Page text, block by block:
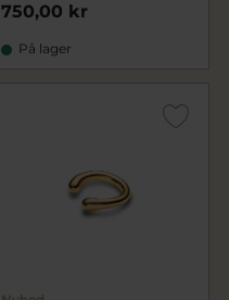
750,00 kr
På lager